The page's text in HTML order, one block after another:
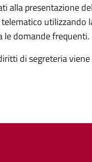
alla presentazione
utilizzando
le domande frequenti.
di segreteria